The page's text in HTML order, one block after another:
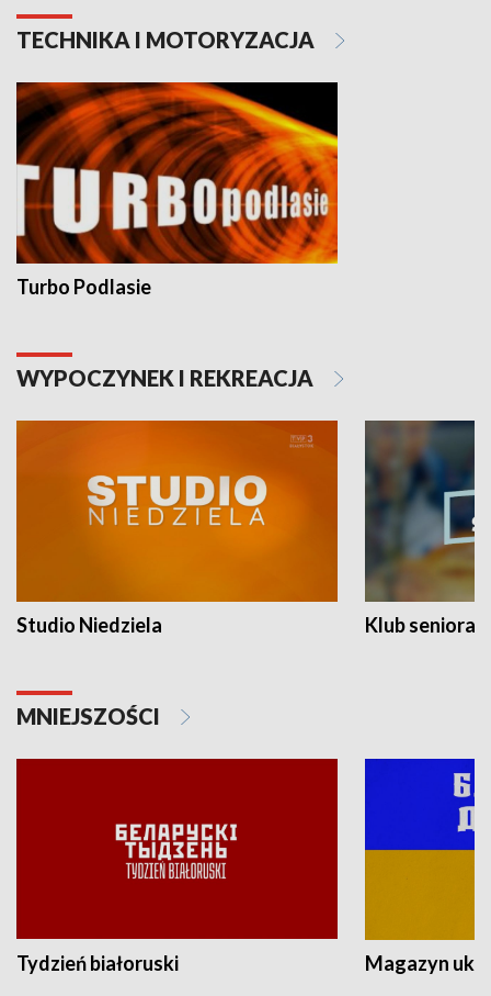
TECHNIKA I MOTORYZACJA
Turbo Podlasie
WYPOCZYNEK I REKREACJA
Studio Niedziela Klub seniora
MNIEJSZOŚCI
Tydzień białoruski Magazyn